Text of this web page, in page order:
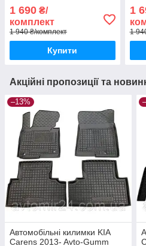
2002-2009 Автогум
1 690 ₴/
комплект
1 940 ₴/комплект
Купити
1
1
Акційні пропозиції та
–13%
Автомобільні килимки KIA
Carens 2013- Avto-Gumm